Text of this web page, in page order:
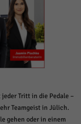
Tritt in die Pedale –
Teamgeist in Jülich.
gehen oder in einem
und weiter